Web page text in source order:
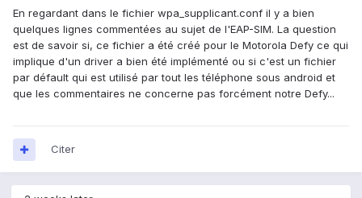
En regardant dans le fichier wpa_supplicant.conf il y a bien
quelques lignes commentées au sujet de l'EAP-SIM. La question
est de savoir si, ce fichier a été créé pour le Motorola Defy ce qui
implique d'un driver a bien été implémenté ou si c'est un fichier
par défault qui est utilisé par tout les téléphone sous android et
que les commentaires ne concerne pas forcément notre Defy...
Citer